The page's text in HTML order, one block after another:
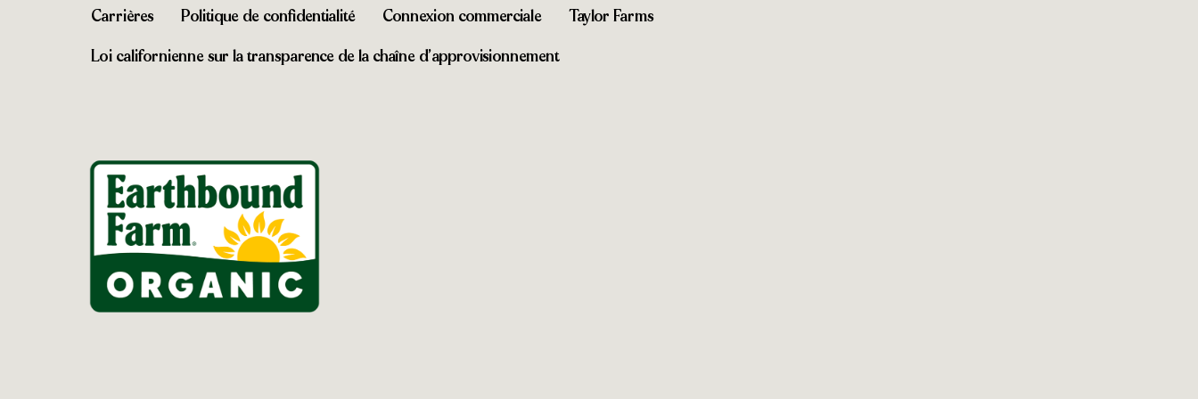
Carrières Politique de confidentialité Connexion commerciale Taylor Farms
Loi californienne sur la transparence de la chaîne d’approvisionnement